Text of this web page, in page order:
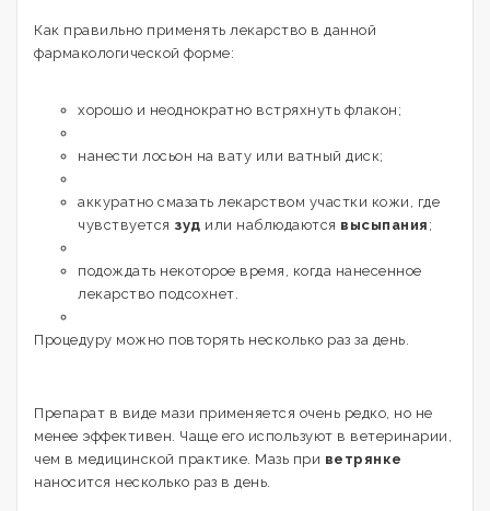
Как правильно применять лекарство в данной
фармакологической форме:
хорошо и неоднократно встряхнуть флакон;
нанести лосьон на вату или ватный диск;
аккуратно смазать лекарством участки кожи, где
чувствуется зуд или наблюдаются высыпания ;
подождать некоторое время, когда нанесенное
лекарство подсохнет.
Процедуру можно повторять несколько раз за день.
Препарат в виде мази применяется очень редко, но не
менее эффективен. Чаще его используют в ветеринарии,
чем в медицинской практике. Мазь при ветрянке
наносится несколько раз в день.